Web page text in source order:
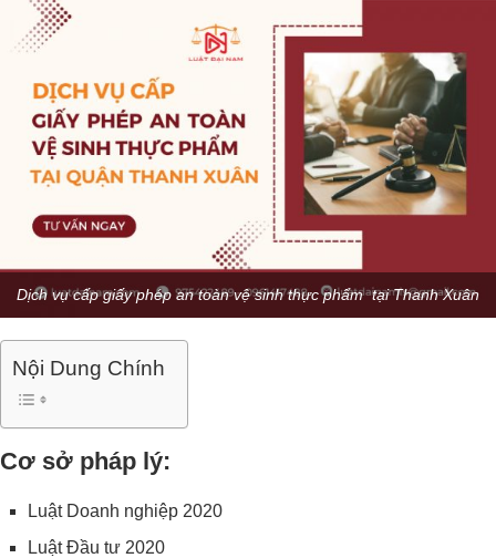
Dịch vụ cấp giấy phép an toàn vệ sinh thực phẩm tại Thanh Xuân
Nội Dung Chính
Cơ sở pháp lý:
Luật Doanh nghiệp 2020
Luật Đầu tư 2020